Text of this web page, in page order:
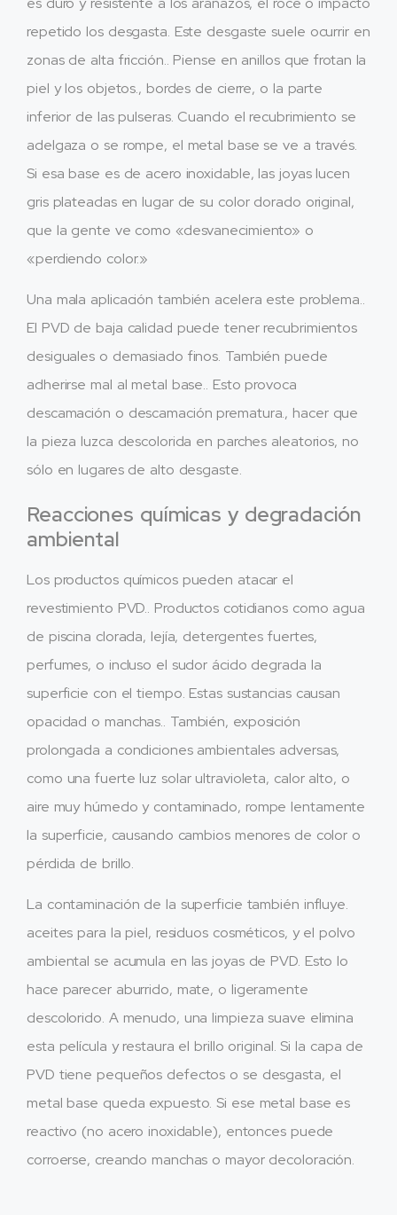
repetido los desgasta. Este desgaste suele ocurrir en
zonas de alta fricción.. Piense en anillos que frotan la
piel y los objetos., bordes de cierre, o la parte
inferior de las pulseras. Cuando el recubrimiento se
adelgaza o se rompe, el metal base se ve a través.
Si esa base es de acero inoxidable, las joyas lucen
gris plateadas en lugar de su color dorado original,
que la gente ve como «desvanecimiento» o
«perdiendo color.»
Una mala aplicación también acelera este problema..
El PVD de baja calidad puede tener recubrimientos
desiguales o demasiado finos. También puede
adherirse mal al metal base.. Esto provoca
descamación o descamación prematura., hacer que
la pieza luzca descolorida en parches aleatorios, no
sólo en lugares de alto desgaste.
Reacciones químicas y degradación
ambiental
Los productos químicos pueden atacar el
revestimiento PVD.. Productos cotidianos como agua
de piscina clorada, lejía, detergentes fuertes,
perfumes, o incluso el sudor ácido degrada la
superficie con el tiempo. Estas sustancias causan
opacidad o manchas.. También, exposición
prolongada a condiciones ambientales adversas,
como una fuerte luz solar ultravioleta, calor alto, o
aire muy húmedo y contaminado, rompe lentamente
la superficie, causando cambios menores de color o
pérdida de brillo.
La contaminación de la superficie también influye.
aceites para la piel, residuos cosméticos, y el polvo
ambiental se acumula en las joyas de PVD. Esto lo
hace parecer aburrido, mate, o ligeramente
descolorido. A menudo, una limpieza suave elimina
esta película y restaura el brillo original. Si la capa de
PVD tiene pequeños defectos o se desgasta, el
metal base queda expuesto. Si ese metal base es
reactivo (no acero inoxidable), entonces puede
corroerse, creando manchas o mayor decoloración.